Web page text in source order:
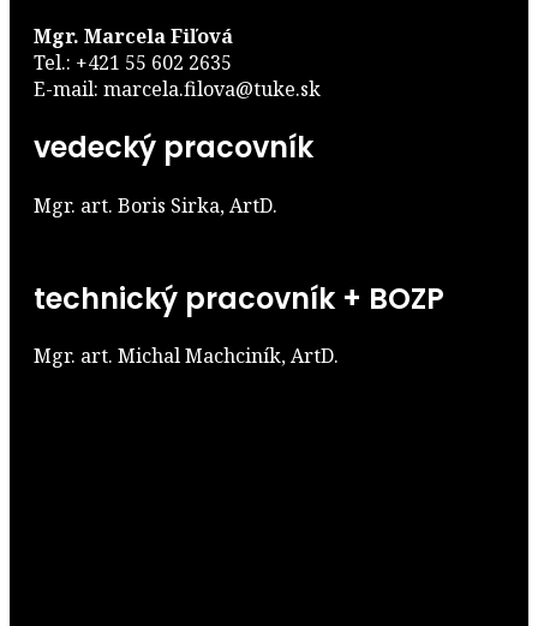
Mgr. Marcela Fiľová
Tel.: +421 55 602 2635
E-mail: marcela.filova@tuke.sk
vedecký pracovník
Mgr. art. Boris Sirka, ArtD.
technický pracovník + BOZP
Mgr. art. Michal Machciník, ArtD.